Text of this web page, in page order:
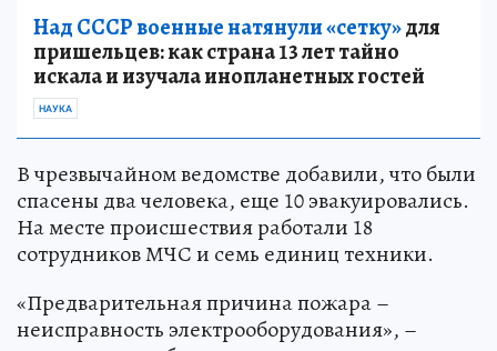
Над СССР военные натянули «сетку»для
пришельцев: как страна 13 лет тайно
искала и изучала инопланетных гостей
НАУКА
В чрезвычайном ведомстве добавили, что были
спасены два человека, еще 10 эвакуировались.
На месте происшествия работали 18
сотрудников МЧС и семь единиц техники.
«Предварительная причина пожара –
неисправность электрооборудования», –